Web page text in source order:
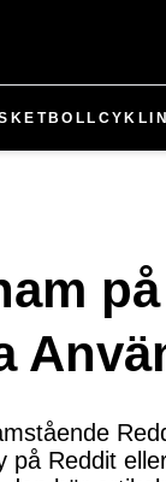
på Reddit